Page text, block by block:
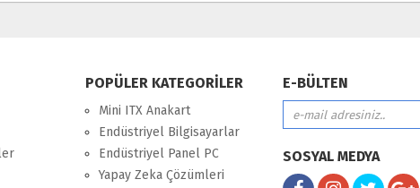
POPÜLER KATEGORİLER
Mini ITX Anakart
Endüstriyel Bilgisayarlar
Endüstriyel Panel PC
Yapay Zeka Çözümleri
E-BÜLTEN
SOSYAL MEDYA